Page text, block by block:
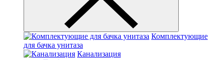
Комплектующие
для бачка унитаза
Канализация